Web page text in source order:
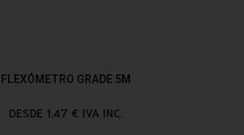
FLEXÓMETRO GRADE 5M
DESDE 1,47 € IVA INC.